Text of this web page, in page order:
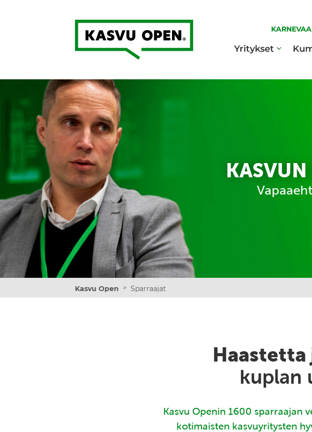
Kasvu Open
Yritykset
KASVUN
Kasvu Open > Sparraajat
Haastetta
kuplan
Kasvu Openin 1600 sparraajan
kotimaisten kasvuyritysten